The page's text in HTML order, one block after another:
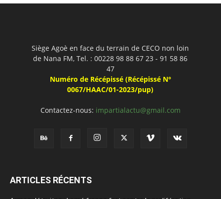
Siège Agoè en face du terrain de CECO non loin
de Nana FM, Tel. : 00228 98 88 67 23 - 91 58 86
47
Numéro de Récépissé (Récépissé N°
0067/HAAC/01-2023/pup)
Contactez-nous: impartialactu@gmail.com
ARTICLES RÉCENTS